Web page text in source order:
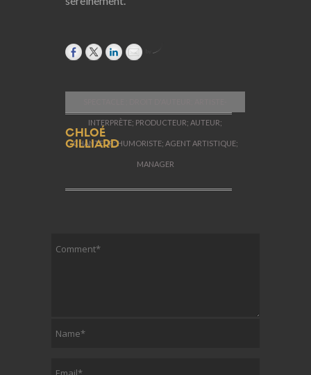
INTERPRÈTE; PRODUCTEUR; AUTEUR;
CHANTEUR; HUMORISTE; AGENT ARTISTIQUE;
MANAGER
CHLOÉ
GILLIARD